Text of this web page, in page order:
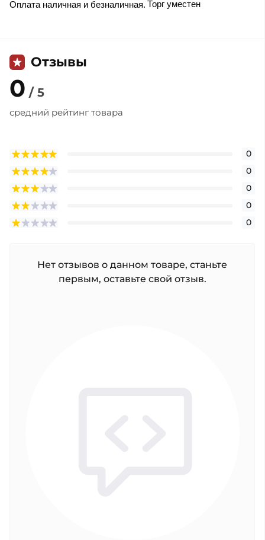
Оплата наличная и безналичная. Торг уместен
Отзывы
0 / 5
средний рейтинг товара
0
0
0
0
0
Нет отзывов о данном товаре, станьте
первым, оставьте свой отзыв.